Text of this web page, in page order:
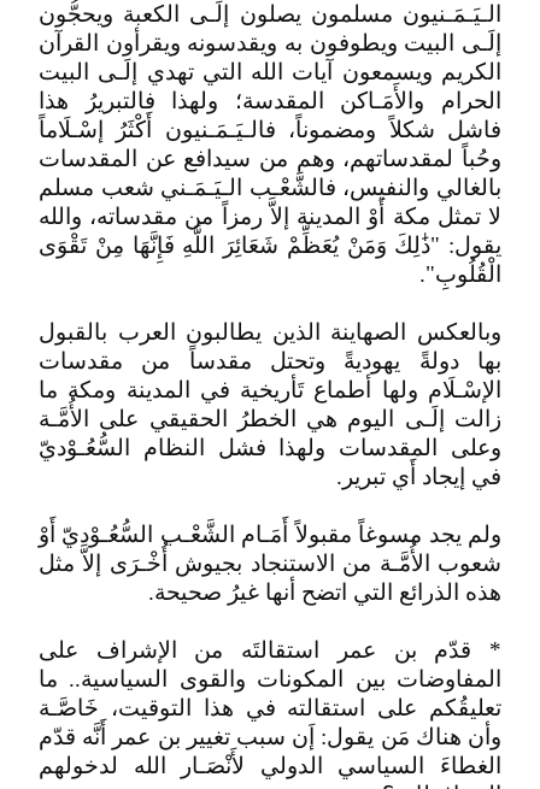
الـيَـمَـنيون مسلمون يصلون إلَـى الكعبة ويحجُّون
إلَـى البيت ويطوفون به ويقدسونه ويقرأون القرآن
الكريم ويسمعون آيات الله التي تهدي إلَـى البيت
الحرام والأَمَـاكن المقدسة؛ ولهذا فالتبريرُ هذا
فاشل شكلاً ومضموناً، فالـيَـمَـنيون أَكْثَرُ إسْـلَاماً
وحُباً لمقدساتهم، وهم من سيدافع عن المقدسات
بالغالي والنفيس، فالشَّعْـب الـيَـمَـني شعب مسلم
لا تمثل مكة أَوْ المدينة إلاَّ رمزاً من مقدساته، والله
يقول: "ذَٰلِكَ وَمَنْ يُعَظِّمْ شَعَائِرَ اللَّهِ فَإِنَّهَا مِنْ تَقْوَى
الْقُلُوبِ".
وبالعكس الصهاينة الذين يطالبون العرب بالقبول
بها دولةً يهوديةً وتحتل مقدساً من مقدسات
الإسْـلَام ولها أطماع تَأريخية في المدينة ومكة ما
زالت إلَـى اليوم هي الخطرُ الحقيقي على الأُمَّـة
وعلى المقدسات ولهذا فشل النظام السُّعُـوْديّ
في إيجاد أَي تبرير.
ولم يجد مسوغاً مقبولاً أَمَـام الشَّعْـب السُّعُـوْديّ أَوْ
شعوب الأُمَّـة من الاستنجاد بجيوش أُخْـرَى إلاَّ مثل
هذه الذرائع التي اتضح أنها غيرُ صحيحة.
* قدّم بن عمر استقالتَه من الإشراف على
المفاوضات بين المكونات والقوى السياسية.. ما
تعليقُكم على استقالته في هذا التوقيت، خَاصَّـة
وأن هناك مَن يقول: إَن سبب تغيير بن عمر أَنَّه قدّم
الغطاءَ السياسي الدولي لأَنْصَـار الله لدخولهم